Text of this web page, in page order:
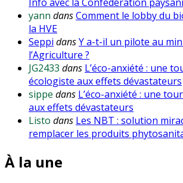
yann dansComment le lobby du
la HVE
Seppi dansY a-t-il un pilote au
l’Agriculture ?
JG2433 dans L’éco-anxiété : une
écologiste aux effets dévastateurs
sippe dans L’éco-anxiété : une
aux effets dévastateurs
Listo dans Les NBT : solution
remplacer les produits
À la une